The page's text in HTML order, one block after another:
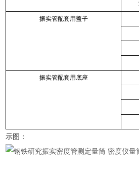
振实管配套用盖子
振实管配套用底座
示图：